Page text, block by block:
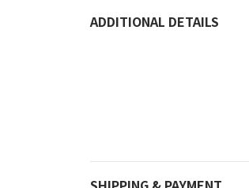
ADDITIONAL DETAILS